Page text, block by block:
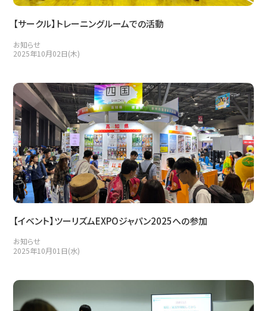
【サークル】トレーニングルームでの活動
お知らせ
2025年10月02日(木)
【イベント】ツーリズムEXPOジャパン2025への参加
お知らせ
2025年10月01日(水)